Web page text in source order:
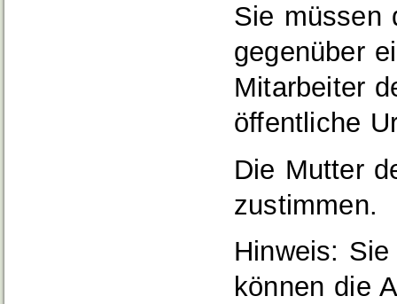
Sie müssen
gegenüber
Mitarbeiter
öffentliche
Die Mutter
zustimmen.
Hinweis:
können die